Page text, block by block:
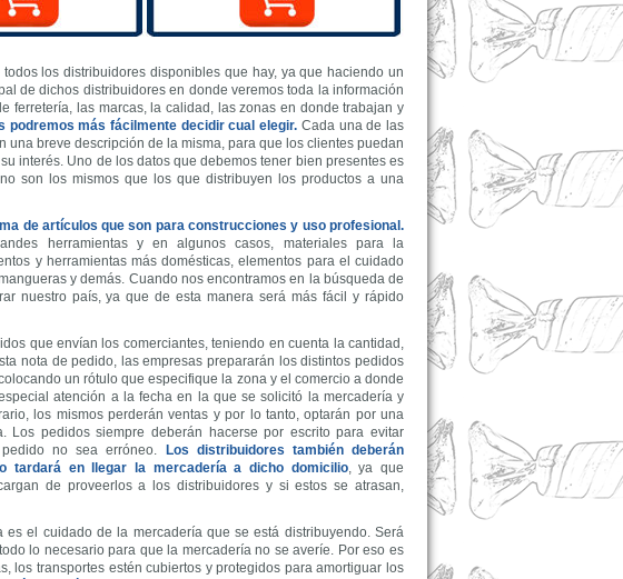
los distribuidores disponibles que hay, ya que haciendo un
de dichos distribuidores en donde veremos toda la información
ferretería, las marcas, la calidad, las zonas en donde trabajan y
podremos más fácilmente decidir cual elegir. Cada una de las
breve descripción de la misma, para que los clientes puedan
interés. Uno de los datos que debemos tener bien presentes es
son los mismos que los que distribuyen los productos a una
de artículos que son para construcciones y uso profesional.
herramientas y en algunos casos, materiales para la
y herramientas más domésticas, elementos para el cuidado
y demás. Cuando nos encontramos en la búsqueda de
nuestro país, ya que de esta manera será más fácil y rápido
que envían los comerciantes, teniendo en cuenta la cantidad,
nota de pedido, las empresas prepararán los distintos pedidos
un rótulo que especifique la zona y el comercio a donde
atención a la fecha en la que se solicitó la mercadería y
los mismos perderán ventas y por lo tanto, optarán por una
pedidos siempre deberán hacerse por escrito para evitar
no sea erróneo.
Los distribuidores también deberán
tardará en llegar la mercadería a dicho domicilio, ya que
de proveerlos a los distribuidores y si estos se atrasan,
el cuidado de la mercadería que se está distribuyendo. Será
lo necesario para que la mercadería no se averíe. Por eso es
los transportes estén cubiertos y protegidos para amortiguar los